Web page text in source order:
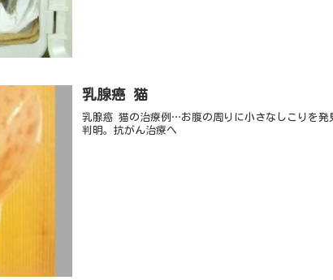
乳腺癌 猫
乳腺癌 猫の治療例…お腹の周りに小さなしこりを発
判明。抗がん治療へ